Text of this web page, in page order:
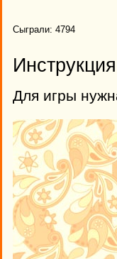
Сыграли: 4794
Для игры